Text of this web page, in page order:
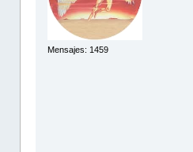
Mensajes: 1459